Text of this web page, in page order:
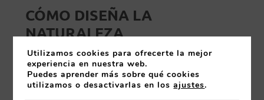
CÓMO DISEÑA LA
NATURALEZA
Este taller es un programa de aprendizaje
para entender qué es la biomímesis,
Utilizamos cookies para ofrecerte la mejor
experiencia en nuestra web.
Puedes aprender más sobre qué cookies
utilizamos o desactivarlas en losajustes.